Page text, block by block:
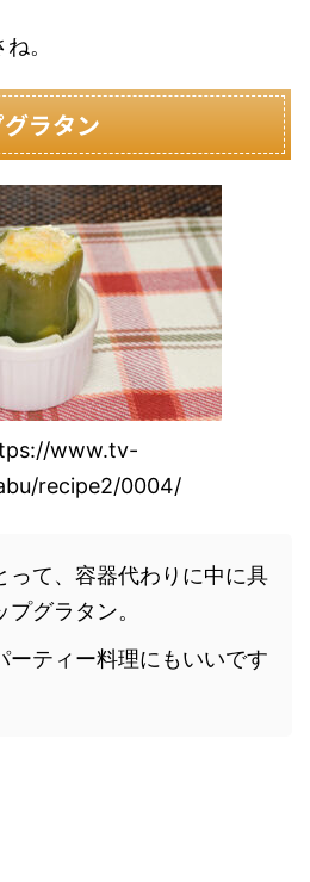
。
ラタン
www.tv-
recipe2/0004/
って、容器代わりに中に具
グラタン。
ーティー料理にもいいです